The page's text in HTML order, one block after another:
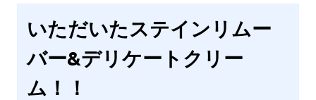
いただいたステインリムー
バー&デリケートクリー
ム！！